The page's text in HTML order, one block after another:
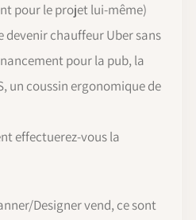
pour le projet lui-même)
devenir chauffeur Uber sans
pour la pub, la
un coussin ergonomique de
effectuerez-vous la
Designer vend, ce sont